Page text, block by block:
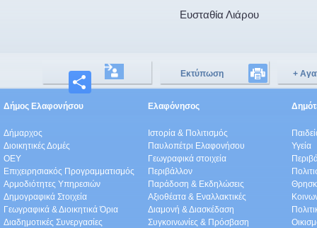
Ευσταθία Λιάρου
Μοιραστείτε
Εκτύπωση +
Δήμος Ελαφονήσου
Δήμαρχος
Διοικητικές Δομές
ΟEΥ
Επιχειρησιακός Προγραμματισμός
Αρμοδιότητες Υπηρεσιών
Δημογραφικά Στοιχεία
Γεωγραφικά & Διοικητικά Όρια
Διαδημοτικές Συνεργασίες
Ελαφόνησος
Ιστορία & Πολιτισμός
Παυλοπέτρι Ελαφονήσου
Γεωγραφικά στοιχεία
Περιβάλλον
Παράδοση & Εκδηλώσεις
Αξιοθέατα & Eναλλακτικές
Διαμονή & Διασκέδαση
Συγκοινωνίες & Πρόσβαση
Υγεία